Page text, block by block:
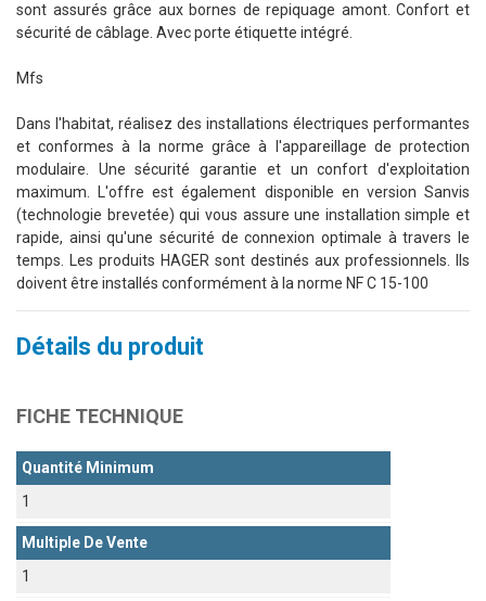
sont assurés grâce aux bornes de repiquage amont. Confort et
sécurité de câblage. Avec porte étiquette intégré.
Mfs
Dans l'habitat, réalisez des installations électriques performantes
et conformes à la norme grâce à l'appareillage de protection
modulaire. Une sécurité garantie et un confort d'exploitation
maximum. L'offre est également disponible en version Sanvis
(technologie brevetée) qui vous assure une installation simple et
rapide, ainsi qu'une sécurité de connexion optimale à travers le
temps. Les produits HAGER sont destinés aux professionnels. Ils
doivent être installés conformément à la norme NF C 15-100
Détails du produit
FICHE TECHNIQUE
Quantité Minimum
1
Multiple De Vente
1